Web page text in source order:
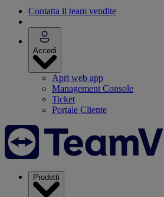
Contatta il team vendite
Accedi
Apri web app
Management Console
Ticket
Portale Cliente
Prodotti